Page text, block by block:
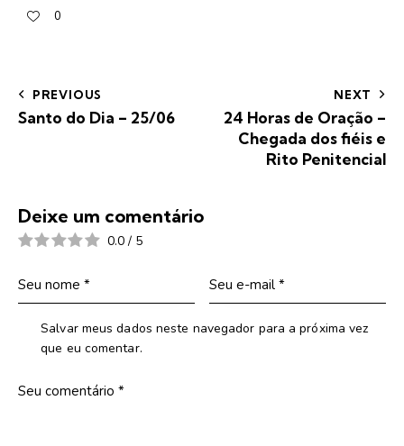
0
PREVIOUS
Santo do Dia – 25/06
NEXT
24 Horas de Oração –
Chegada dos fiéis e
Rito Penitencial
Deixe um comentário
0.0 / 5
Salvar meus dados neste navegador para a próxima vez
que eu comentar.